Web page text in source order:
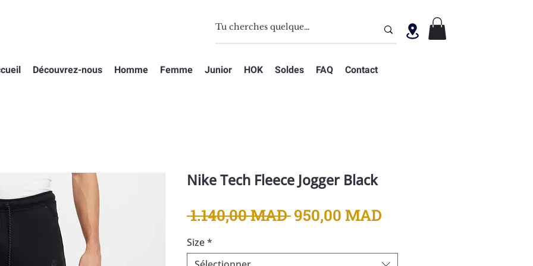
Découvrez-nous Homme Femme Junior HOK Soldes FAQ Contact
Nike Tech Fleece Jogger Black
1.140,00 MAD Prix
950,00 MAD
Size*